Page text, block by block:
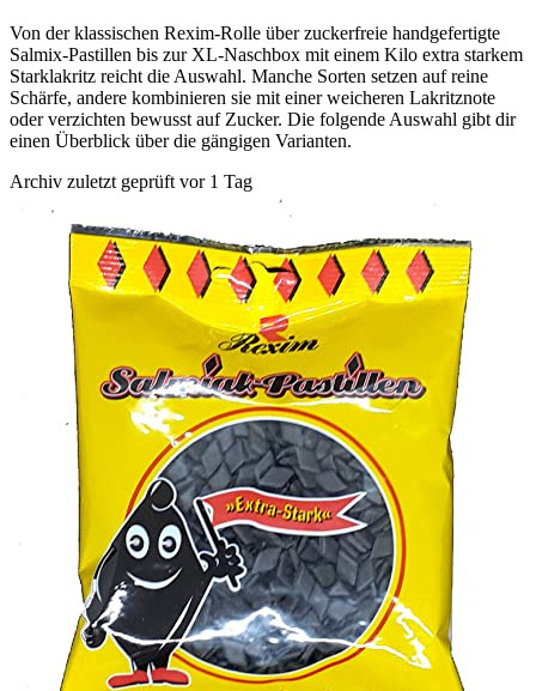
Von der klassischen Rexim-Rolle über zuckerfreie handgefertigte
Salmix-Pastillen bis zur XL-Naschbox mit einem Kilo extra starkem
Starklakritz reicht die Auswahl. Manche Sorten setzen auf reine
Schärfe, andere kombinieren sie mit einer weicheren Lakritznote
oder verzichten bewusst auf Zucker. Die folgende Auswahl gibt dir
einen Überblick über die gängigen Varianten.
Archiv zuletzt geprüft vor 1 Tag